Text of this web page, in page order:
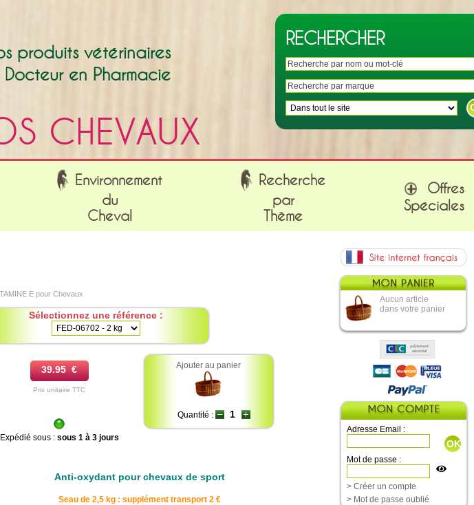
RECHERCHER
produits vétérinaires
en Pharmacie
CHEVAUX
Environnement
du
Cheval
Recherche
par
Thème
Offres
Spéciales
E pour Chevaux
Sélectionnez une référence :
39.95 €
Prix unitaire TTC
Expédié sous : sous 1 à 3 jours
Ajouter au panier
Quantité :
Anti-oxydant pour chevaux de sport
Seau de 2,5 kg : supplément transport 2 €
Aucun article
dans votre panier
Adresse Email :
Mot de passe :
> Créer un compte
> Mot de passe oublié